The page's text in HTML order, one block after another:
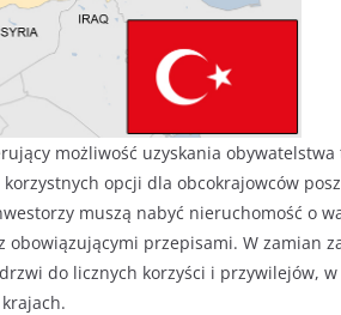
możliwość uzyskania
opcji dla obcokrajowców
muszą nabyć nieruchomość o
obowiązującymi przepisami. W zamian
do licznych korzyści i przywilejów,